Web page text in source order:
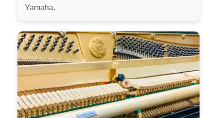
Yamaha.